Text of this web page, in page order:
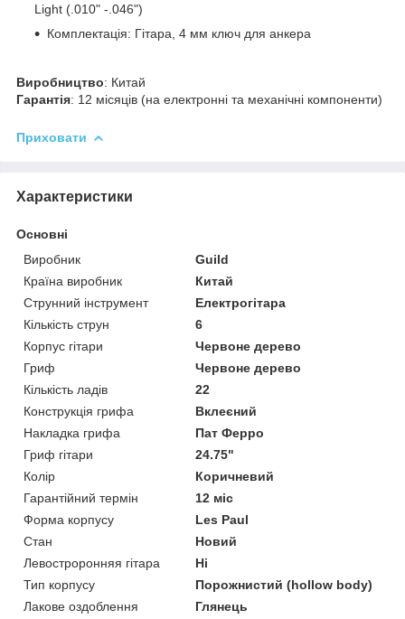
Light (.010" -.046")
Комплектація: Гітара, 4 мм ключ для анкера
Виробництво: Китай
Гарантія: 12 місяців (на електронні та механічні компоненти)
Приховати
Характеристики
Основні
Виробник
Guild
Країна виробник
Китай
Струнний інструмент
Електрогітара
Кількість струн
6
Корпус гітари
Червоне дерево
Гриф
Червоне дерево
Кількість ладів
22
Конструкція грифа
Вклеєний
Накладка грифа
Пат Ферро
Гриф гітари
24.75"
Колір
Коричневий
Гарантійний термін
12 міс
Форма корпусу
Les Paul
Стан
Новий
Левостроронняя гітара
Ні
Тип корпусу
Порожнистий (hollow body)
Лакове оздоблення
Глянець